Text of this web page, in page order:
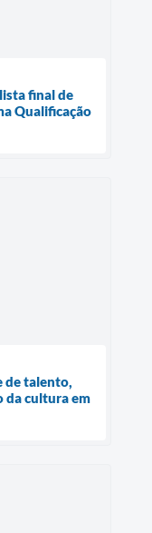
final de
Qualificação
de talento,
da cultura em